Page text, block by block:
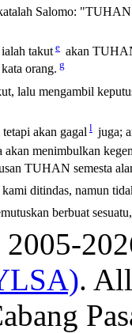
Salomo:
takute akan
orang. g
lalu mengambil
akan gagal l juga;
akan menimbulkan
TUHAN semesta
kami ditindas, namun
berbuat
.